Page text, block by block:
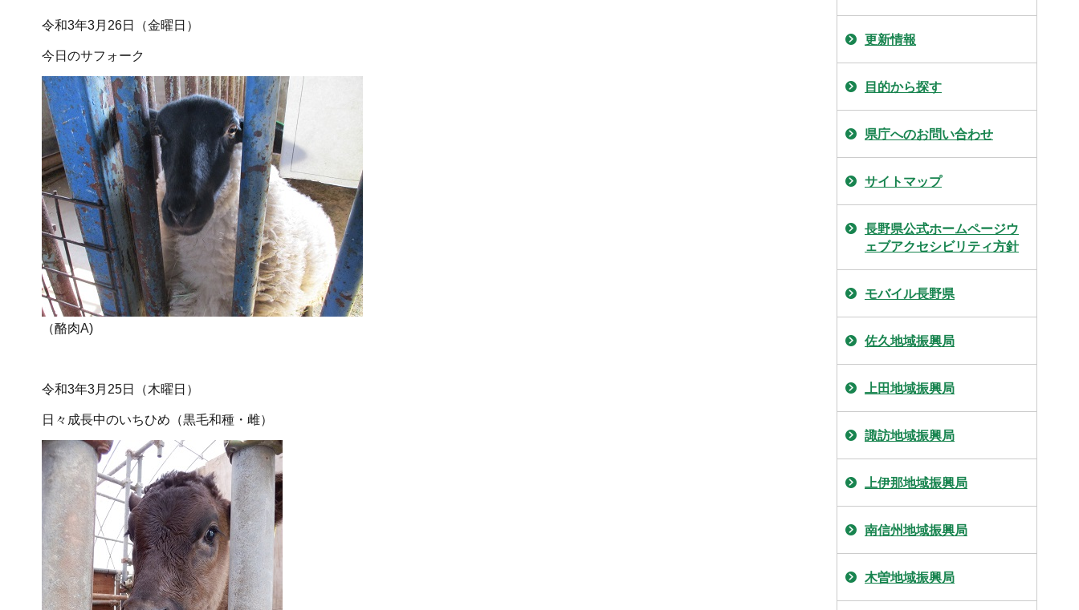
令和3年3月26日（金曜日）
今日のサフォーク
（酪肉A)
令和3年3月25日（木曜日）
日々成長中のいちひめ（黒毛和種・雌）
更新情報
目的から探す
県庁へのお問い合わせ
サイトマップ
長野県公式ホームページウ
ェブアクセシビリティ方針
モバイル長野県
佐久地域振興局
上田地域振興局
諏訪地域振興局
上伊那地域振興局
南信州地域振興局
木曽地域振興局